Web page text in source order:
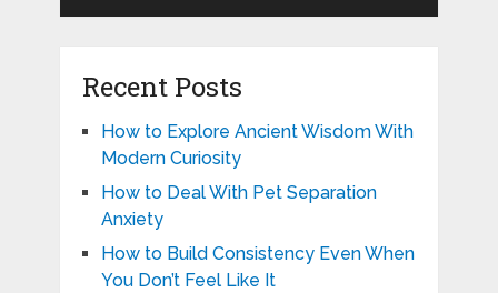
Recent Posts
How to Explore Ancient Wisdom With
Modern Curiosity
How to Deal With Pet Separation
Anxiety
How to Build Consistency Even When
You Don’t Feel Like It